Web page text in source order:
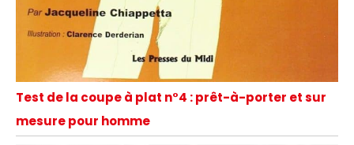
Test de la coupe à plat n°4 : prêt-à-porter et sur
mesure pour homme